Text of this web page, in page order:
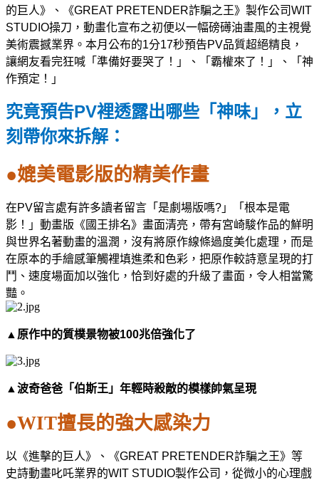
的巨人》、《GREAT PRETENDER詐騙之王》製作公司WIT
STUDIO操刀，動畫化宣布之初便以一幅磅礡油畫風的主視覺
美術震撼業界。本月公布的1分17秒預告PV品質超絕精良，
讓網友看完狂喊「準備好要哭了！」、「霸權來了！」、「神
作預定！」
究竟預告PV裡透露出哪些「神味」，立
刻帶你來拆解：
●媲美電影版的精美作畫
在PV留言處有許多讀者留言「是劇場版嗎? 」「根本是電
影！」動畫版 《國王排名》 畫面清亮，帶有宮崎駿作品的鮮明
與世界名著動畫的溫潤，沒有將原作線條過度美化處理，而是
在原本的手繪感筆觸裡填進柔和色彩，把原作較詩意呈現的打
鬥、速度場面加以強化，恰到好處的升級了畫面，令人相當驚
豔。
▲原作中的質樸景物被100兆倍強化了
▲波奇爸爸「伯斯王」年輕時殺敵的模樣帥氣呈現
●WIT擅長的強大感染力
以《進擊的巨人》、《GREAT PRETENDER詐騙之王》等
史詩動畫叱吒業界的WIT STUDIO製作公司，從微小的心理戲